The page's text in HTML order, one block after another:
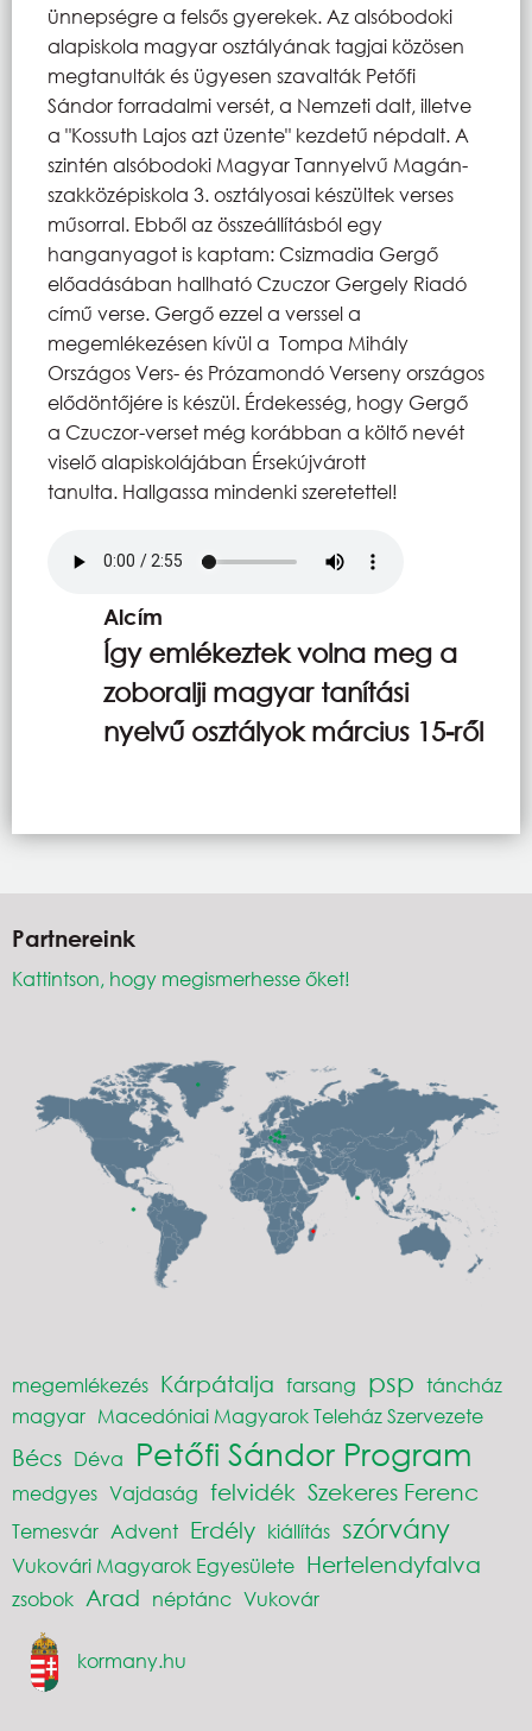
ünnepségre a felsős gyerekek. Az alsóbodoki
alapiskola magyar osztályának tagjai közösen
megtanulták és ügyesen szavalták Petőfi
Sándor forradalmi versét, a Nemzeti dalt, illetve
a "Kossuth Lajos azt üzente" kezdetű népdalt. A
szintén alsóbodoki Magyar Tannyelvű Magán-
szakközépiskola 3. osztályosai készültek verses
műsorral. Ebből az összeállításból egy
hanganyagot is kaptam: Csizmadia Gergő
előadásában hallható Czuczor Gergely Riadó
című verse. Gergő ezzel a verssel a
megemlékezésen kívül a Tompa Mihály
Országos Vers- és Prózamondó Verseny országos
elődöntőjére is készül. Érdekesség, hogy Gergő
a Czuczor-verset még korábban a költő nevét
viselő alapiskolájában Érsekújvárott
tanulta. Hallgassa mindenki szeretettel!
Alcím
Így emlékeztek volna meg a
zoboralji magyar tanítási
nyelvű osztályok március 15-ről
Partnereink
Kattintson, hogy megismerhesse őket!
megemlékezés Kárpátalja farsang psp táncház
magyar Macedóniai Magyarok Teleház Szervezete
Bécs Déva Petőfi Sándor Program
medgyes Vajdaság felvidék Szekeres Ferenc
Temesvár Advent Erdély kiállítás szórvány
Vukovári Magyarok Egyesülete Hertelendyfalva
zsobok Arad néptánc Vukovár
kormany.hu